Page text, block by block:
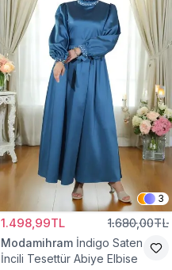
3
1.498,99TL 1.680,00TL
Modamihram İndigo Saten
İncili Tesettür Abiye Elbise